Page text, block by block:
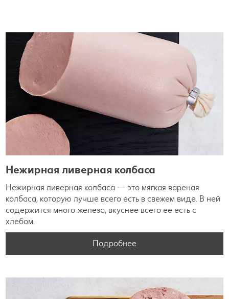
Нежирная ливерная колбаса
Нежирная ливерная колбаса — это мягкая вареная
колбаса, которую лучше всего есть в свежем виде. В ней
содержится много железа, вкуснее всего ее есть с
хлебом.
Подробнее